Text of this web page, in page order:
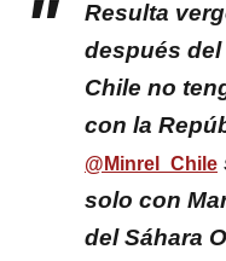
Resulta
después
Chile no
con la
@Minrel_Chile
solo con
del Sáhara